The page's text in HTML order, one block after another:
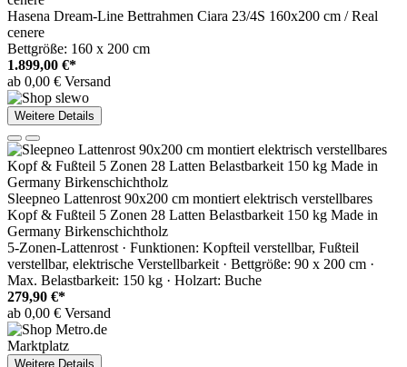
Hasena Dream-Line Bettrahmen Ciara 23/4S 160x200 cm / Real
cenere
Bettgröße: 160 x 200 cm
1.899,00 €*
ab 0,00 € Versand
Weitere Details
Sleepneo Lattenrost 90x200 cm montiert elektrisch verstellbares
Kopf & Fußteil 5 Zonen 28 Latten Belastbarkeit 150 kg Made in
Germany Birkenschichtholz
5-Zonen-Lattenrost · Funktionen: Kopfteil verstellbar, Fußteil
verstellbar, elektrische Verstellbarkeit · Bettgröße: 90 x 200 cm ·
Max. Belastbarkeit: 150 kg · Holzart: Buche
279,90 €*
ab 0,00 € Versand
Marktplatz
Weitere Details